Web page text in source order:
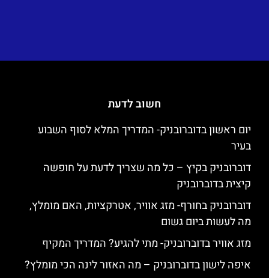
חשוב לדעת
יום ראשון בדוברובניק- המדריך המלא לסוף השבוע
בעיר
דוברובניק בקיץ – כל מה שצריך לדעת על חופשה
קיצית בדוברובניק
דוברובניק בחורף- מזג אוויר, אטרקציות, האם מומלץ,
מה לעשות ביום גשום
מזג אוויר בדוברובניק- מתי להגיע? המדריך המקיף
איפה לישון בדוברובניק – מה האזור לינה הכי מומלץ?